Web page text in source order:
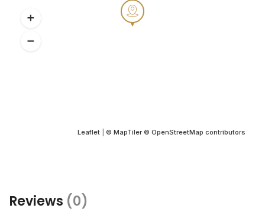
Leaflet © MapTiler © OpenStreetMap contributors
Reviews (0)